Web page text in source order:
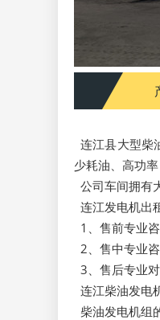
连江县大型柴
少耗油、高功
公司车间拥有
连江发电机出
1、售前专业
2、售中专业
3、售后专业
连江柴油发电
柴油发电机组